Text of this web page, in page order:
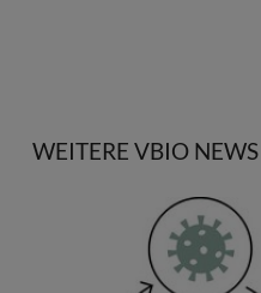
WEITERE VBIO NEWS